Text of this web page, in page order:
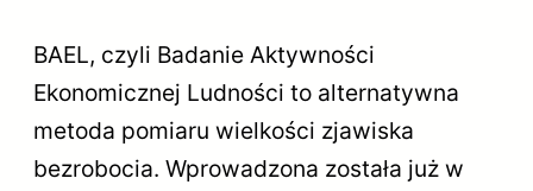
BAEL, czyli Badanie Aktywności
Ekonomicznej Ludności to alternatywna
metoda pomiaru wielkości zjawiska
bezrobocia. Wprowadzona została już w